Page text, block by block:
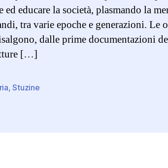
educare la società, plasmando la
tra varie epoche e generazioni. Le
dalle prime documentazioni
[…]
,Stuzine